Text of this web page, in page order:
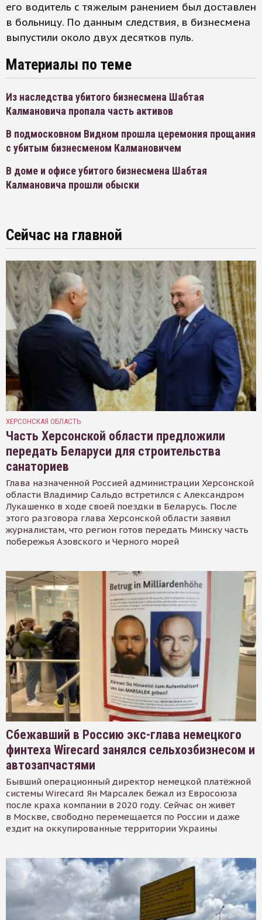
его водитель с тяжелым ранением был доставлен
в больницу. По данным следствия, в бизнесмена
выпустили около двух десятков пуль.
Материалы по теме
Из наследства убитого бизнесмена Шабтая
Калмановича пропала часть активов
В подмосковном Видном прошла церемония прощания
с убитым бизнесменом Калмановичем
В доме и офисе убитого бизнесмена Шабтая
Калмановича прошли обыски
Сейчас на главной
ХЕРСОНСКАЯ ОБЛАСТЬ
Часть Херсонской области предложили
передать Беларуси для строительства
санаториев
Глава назначенной Россией администрации Херсонской
области Владимир Сальдо встретился с Александром
Лукашенко в ходе своей поездки в Беларусь. После
этого разговора глава Херсонской области заявил
журналистам, что регион готов передать Минску часть
побережья Азовского и Черного морей
Сбежавший в Россию экс-глава немецкого
финтеха Wirecard занялся сельхозбизнесом и
автозапчастями
Бывший операционный директор немецкой платёжной
системы Wirecard Ян Марсалек бежал из Евросоюза
после краха компании в 2020 году. Сейчас он живёт
в Москве, свободно перемещается по России и даже
ездит на оккупированные территории Украины